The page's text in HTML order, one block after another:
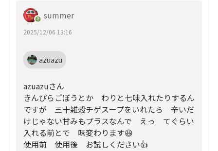
summer
2025/12/06 13:16
azuazu
azuazuさん
きんぴらごぼうとか わりと七味入れたりするん
ですが 三十雑穀チゲスープをいれたら 辛いだ
けじゃない甘みもプラスなんで えっ てぐらい
入れる前とで 味変わります😆
使用前 使用後 お試しください👍